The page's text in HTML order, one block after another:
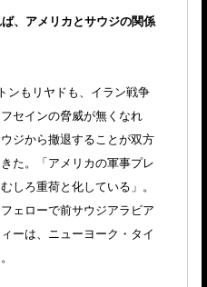
、アメリカとサウジの関係
ンもリヤドも、イラン戦争
セインの脅威が無くなれ
ジから撤退することが双方
た。「アメリカの軍事プレ
しろ重荷と化している」。
ェローで前サウジアラビア
ーは、ニューヨーク・タイ